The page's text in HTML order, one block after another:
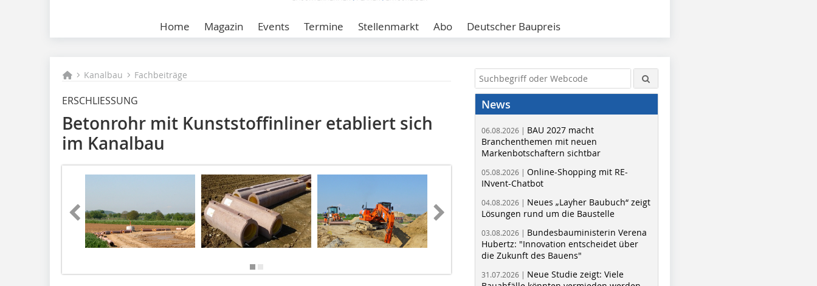
Home Magazin Events Termine Stellenmarkt Abo Deutscher Baupreis
Kanalbau Fachbeiträge
ERSCHLIESSUNG
Betonrohr mit Kunststoffinliner etabliert sich
im Kanalbau
Fotos: Bernhard Müller GmbH
News
06.08.2026 | BAU 2027 macht
Branchenthemen mit neuen
Markenbotschaftern sichtbar
05.08.2026 | Online-Shopping mit RE-
INvent-Chatbot
04.08.2026 | Neues „Layher Baubuch“ zeigt
Lösungen rund um die Baustelle
03.08.2026 | Bundesbauministerin Verena
Hubertz: "Innovation entscheidet über
die Zukunft des Bauens"
31.07.2026 | Neue Studie zeigt: Viele